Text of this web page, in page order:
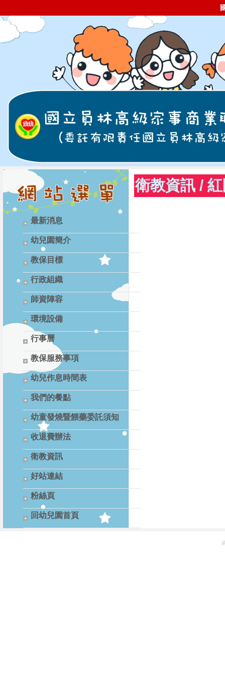
最新消息
幼兒園簡介
教保目標
行政組織
師資陣容
環境設備
行事曆
教保服務事項
幼兒作息時間表
我們的餐點
幼童發燒暨餵藥委託須知
收退費辦法
衛教資訊
好站連結
粉絲頁
回幼兒園首頁
衛教資訊 /